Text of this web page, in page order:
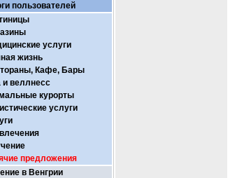
пользователей
услуги
жизнь
Кафе, Бары
и веллнесс
курорты
услуги
предложения
в Венгрии